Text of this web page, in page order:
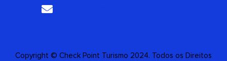
Copyright © Check Point Turismo 2024. Todos os Direitos